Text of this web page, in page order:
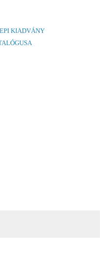
KIADVÁNY